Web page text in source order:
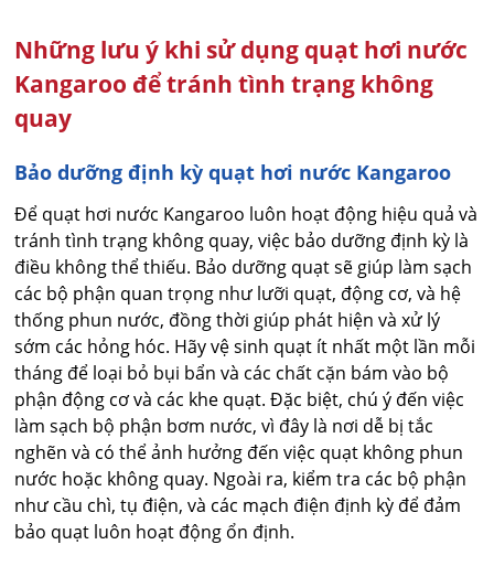
Những lưu ý khi sử dụng quạt hơi nước
Kangaroo để tránh tình trạng không
quay
Bảo dưỡng định kỳ quạt hơi nước Kangaroo
Để quạt hơi nước Kangaroo luôn hoạt động hiệu quả và
tránh tình trạng không quay, việc bảo dưỡng định kỳ là
điều không thể thiếu. Bảo dưỡng quạt sẽ giúp làm sạch
các bộ phận quan trọng như lưỡi quạt, động cơ, và hệ
thống phun nước, đồng thời giúp phát hiện và xử lý
sớm các hỏng hóc. Hãy vệ sinh quạt ít nhất một lần mỗi
tháng để loại bỏ bụi bẩn và các chất cặn bám vào bộ
phận động cơ và các khe quạt. Đặc biệt, chú ý đến việc
làm sạch bộ phận bơm nước, vì đây là nơi dễ bị tắc
nghẽn và có thể ảnh hưởng đến việc quạt không phun
nước hoặc không quay. Ngoài ra, kiểm tra các bộ phận
như cầu chì, tụ điện, và các mạch điện định kỳ để đảm
bảo quạt luôn hoạt động ổn định.